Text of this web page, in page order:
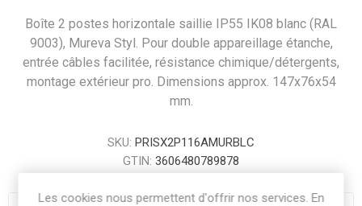
Boîte 2 postes horizontale saillie IP55 IK08 blanc (RAL
9003), Mureva Styl. Pour double appareillage étanche,
entrée câbles facilitée, résistance chimique/détergents,
montage extérieur pro. Dimensions approx. 147x76x54
mm.
SKU: PRISX2P116AMURBLC
GTIN: 3606480789878
Les cookies nous permettent d'offrir nos services. En